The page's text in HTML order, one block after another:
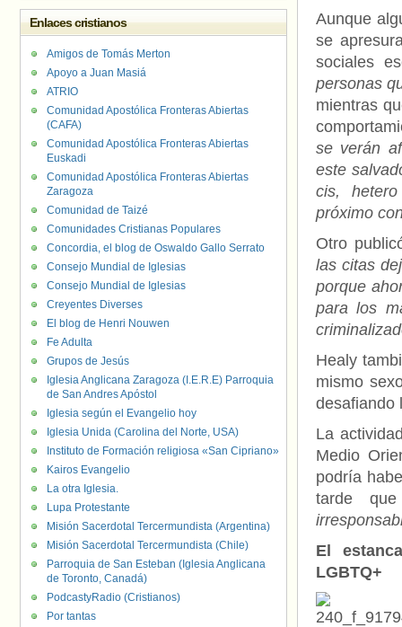
Aunque
se
sociales
personas
mientras
se verán
este
cis,
próximo
Otro
las citas
porque
para los
Healy
mismo
desafiando
La
Medio
podría
tarde
El
LGBTQ+
Enlaces cristianos
Amigos de Tomás Merton
Apoyo a Juan Masiá
ATRIO
Comunidad Apostólica Fronteras Abiertas
(CAFA)
Comunidad Apostólica Fronteras Abiertas
Euskadi
Comunidad Apostólica Fronteras Abiertas
Zaragoza
Comunidad de Taizé
Comunidades Cristianas Populares
Concordia, el blog de Oswaldo Gallo Serrato
Consejo Mundial de Iglesias
Consejo Mundial de Iglesias
Creyentes Diverses
El blog de Henri Nouwen
Fe Adulta
Grupos de Jesús
Iglesia Anglicana Zaragoza (I.E.R.E) Parroquia
de San Andres Apóstol
Iglesia según el Evangelio hoy
Iglesia Unida (Carolina del Norte, USA)
Instituto de Formación religiosa «San Cipriano»
Kairos Evangelio
La otra Iglesia.
Lupa Protestante
Misión Sacerdotal Tercermundista (Argentina)
Misión Sacerdotal Tercermundista (Chile)
Parroquia de San Esteban (Iglesia Anglicana
de Toronto, Canadá)
PodcastyRadio (Cristianos)
Por tantas